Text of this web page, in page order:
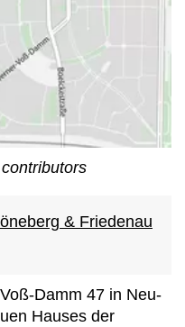
& Friedenau
Damm 47 in Neu-
Hauses der